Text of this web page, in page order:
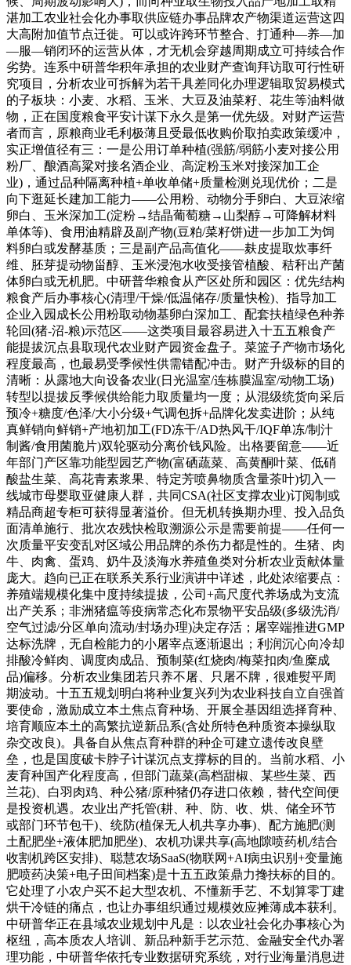
湛加工农业社会化办事取供应链办事品牌农产物渠道运营这四
大高附加值节点迁徙。可以或许跨环节整合、打通种—养—加
—服—销闭环的运营从体，才无机会穿越周期成立可持续合作
劣势。连系中研普华积年承担的农业财产查询拜访取可行性研
究项目，分析农业可拆解为若干具差同化办理逻辑取贸易模式
的子板块：小麦、水稻、玉米、大豆及油菜籽、花生等油料做
物，正在国度粮食平安计谋下永久是第一优先级。对财产运营
者而言，原粮商业毛利极薄且受最低收购价取拍卖政策缓冲，
实正增值径有三：一是公用订单种植(强筋/弱筋小麦对接公用
粉厂、酿酒高粱对接名酒企业、高淀粉玉米对接深加工企
业)，通过品种隔离种植+单收单储+质量检测兑现优价；二是
向下逛延长建加工能力——公用粉、动物分手卵白、大豆浓缩
卵白、玉米深加工(淀粉→结晶葡萄糖→山梨醇→可降解材料
单体等)、食用油精辟及副产物(豆粕/菜籽饼)进一步加工为饲
料卵白或发酵基质；三是副产品高值化——麸皮提取炊事纤
维、胚芽提动物甾醇、玉米浸泡水收受接管植酸、秸秆出产菌
体卵白或无机肥。中研普华粮食从产区处所和园区：优先结构
粮食产后办事核心(清理/干燥/低温储存/质量快检)、指导加工
企业入园成长公用粉取动物基卵白深加工、配套扶植绿色种养
轮回(猪-沼-粮)示范区——这类项目最容易进入十五五粮食产
能提拔沉点县取现代农业财产园资金盘子。菜篮子产物市场化
程度最高，也最易受季候性供需错配冲击。财产升级标的目的
清晰：从露地大向设备农业(日光温室/连栋膜温室/动物工场)
转型以提拔反季候供给能力取质量均一度；从混级统货向采后
预冷+糖度/色泽/大小分级+气调包拆+品牌化发卖进阶；从纯
真鲜销向鲜销+产地初加工(FD冻干/AD热风干/IQF单冻/制汁
制酱/食用菌脆片)双轮驱动分离价钱风险。出格要留意——近
年部门产区靠功能型园艺产物(富硒蔬菜、高黄酮叶菜、低硝
酸盐生菜、高花青素浆果、特定芳喷鼻物质含量茶叶)切入一
线城市母婴取亚健康人群，共同CSA(社区支撑农业)订阅制或
精品商超专柜可获得显著溢价。但无机转换期办理、投入品负
面清单施行、批次农残快检取溯源公示是需要前提——任何一
次质量平安变乱对区域公用品牌的杀伤力都是性的。生猪、肉
牛、肉禽、蛋鸡、奶牛及淡海水养殖鱼类对分析农业贡献体量
庞大。趋向已正在联系关系行业演讲中详述，此处浓缩要点：
养殖端规模化集中度持续提拔，公司+高尺度代养场成为支流
出产关系；非洲猪瘟等疫病常态化布景物平安品级(多级洗消/
空气过滤/分区单向流动/封场办理)决定存活；屠宰端推进GMP
达标洗牌，无自检能力的小屠宰点逐渐退出；利润沉心向冷却
排酸冷鲜肉、调度肉成品、预制菜(红烧肉/梅菜扣肉/鱼糜成
品)偏移。分析农业集团若只养不屠、只屠不牌，很难熨平周
期波动。十五五规划明白将种业复兴列为农业科技自立自强首
要使命，激励成立本土焦点育种场、开展全基因组选择育种、
培育顺应本土的高繁抗逆新品系(含处所特色种质资本操纵取
杂交改良)。具备自从焦点育种群的种企可建立遗传改良壁
垒，也是国度破卡脖子计谋沉点支撑标的目的。当前水稻、小
麦育种国产化程度高，但部门蔬菜(高档甜椒、某些生菜、西
兰花)、白羽肉鸡、种公猪/原种猪仍存进口依赖，替代空间便
是投资机遇。农业出产托管(耕、种、防、收、烘、储全环节
或部门环节包干)、统防(植保无人机共享办事)、配方施肥(测
土配肥坐+液体肥加肥坐)、农机功课共享(高地隙喷药机/结合
收割机跨区安排)、聪慧农场SaaS(物联网+AI病虫识别+变量施
肥喷药决策+电子田间档案)是十五五政策鼎力搀扶标的目的。
它处理了小农户买不起大型农机、不懂新手艺、不划算零丁建
烘干冷链的痛点，也让办事组织通过规模效应摊薄成本获利。
中研普华正在县域农业规划中凡是：以农业社会化办事核心为
枢纽，高本质农人培训、新品种新手艺示范、金融安全代办署
理功能，中研普华依托专业数据研究系统，对行业海量消息进